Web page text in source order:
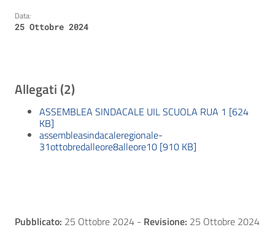
Data:
25 Ottobre 2024
Allegati (2)
ASSEMBLEA SINDACALE UIL SCUOLA RUA 1 [624
KB]
assembleasindacaleregionale-
31ottobredalleore8alleore10 [910 KB]
Pubblicato: 25 Ottobre 2024 - Revisione: 25 Ottobre 2024